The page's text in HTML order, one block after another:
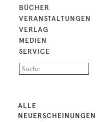
BÜCHER
VERANSTALTUNGEN
VERLAG
MEDIEN
SERVICE
ALLE
NEUERSCHEINUNGEN